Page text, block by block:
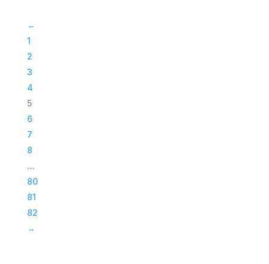
←
1
2
3
4
5
6
7
8
…
80
81
82
→